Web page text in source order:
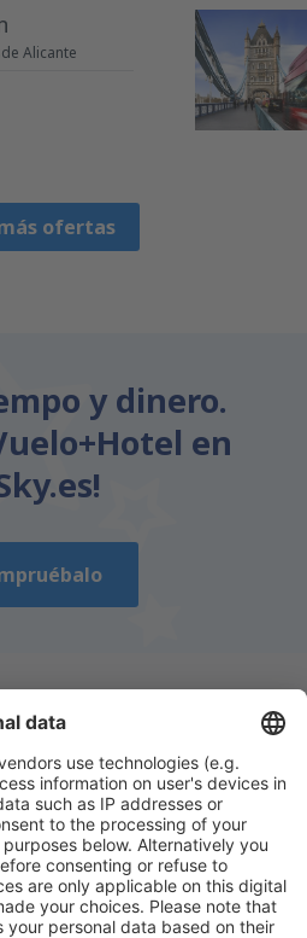
Alicante
ofertas
y dinero.
en
appy planifica
tus viajes